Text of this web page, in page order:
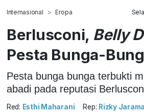
Internasional Eropa
Berlusconi, Belly
Pesta Bunga-
Pesta bunga bunga terbukti
abadi pada reputasi
Red: Esthi Maharani Rep: Rizky